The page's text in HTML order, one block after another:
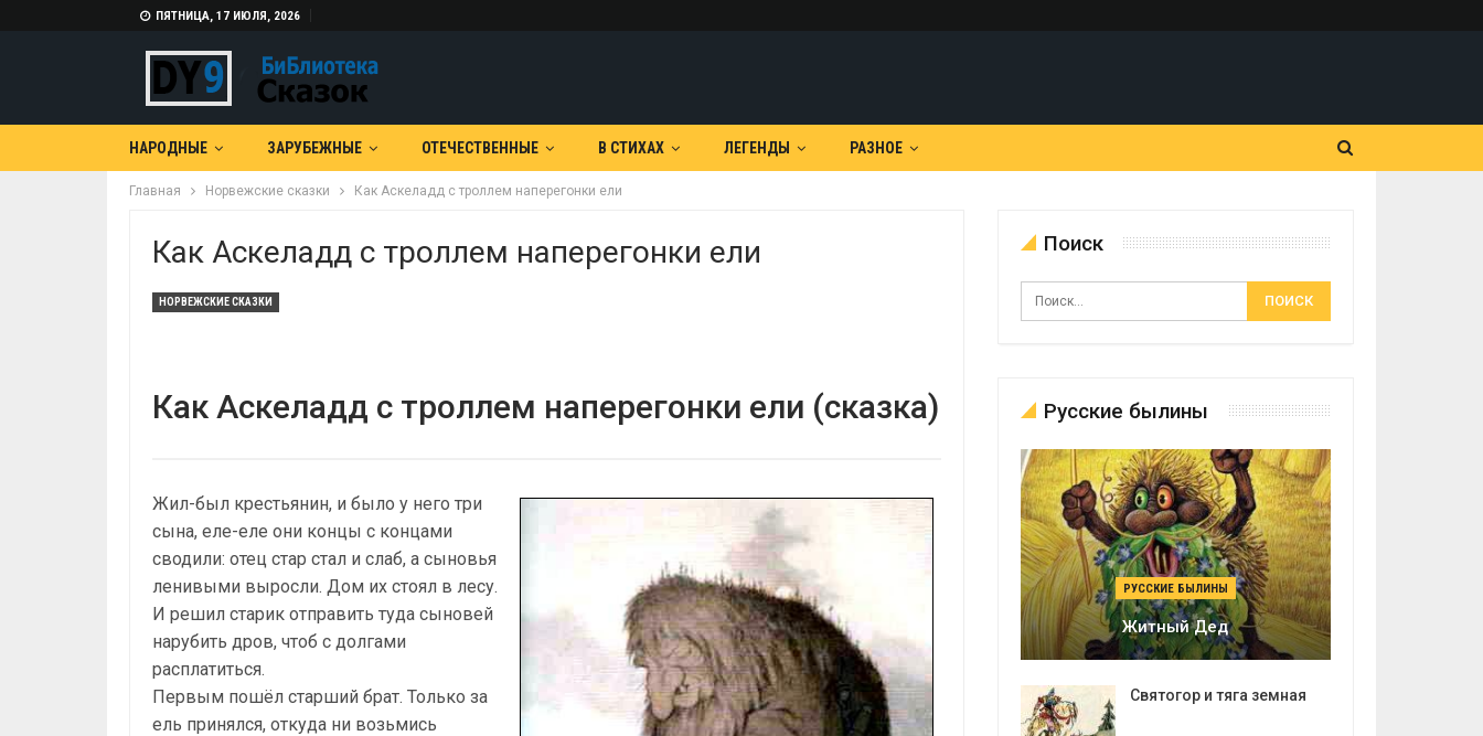
ПЯТНИЦА, 17 ИЮЛЯ, 2026
НАРОДНЫЕ ЗАРУБЕЖНЫЕ ОТЕЧЕСТВЕННЫЕ В СТИХАХ ЛЕГЕНДЫ РАЗНОЕ
Главная Норвежские сказки Как Аскеладд с троллем наперегонки ели
Как Аскеладд с троллем наперегонки ели
НОРВЕЖСКИЕ СКАЗКИ
Как Аскеладд с троллем наперегонки ели (сказка)
Жил-был крестьянин, и было у него три
сына, еле-еле они концы с концами
сводили: отец стар стал и слаб, а сыновья
ленивыми выросли. Дом их стоял в лесу.
И решил старик отправить туда сыновей
нарубить дров, чтоб с долгами
расплатиться.
Первым пошёл старший брат. Только за
ель принялся, откуда ни возьмись
Поиск
Русские былины
РУССКИЕ БЫЛИНЫ
Житный Дед
Святогор и тяга земная